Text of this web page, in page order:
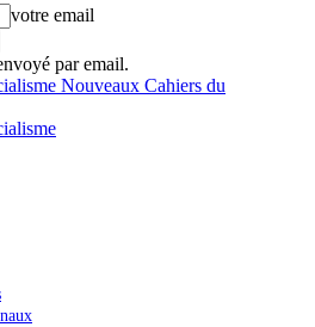
votre email
par email.
Nouveaux Cahiers du